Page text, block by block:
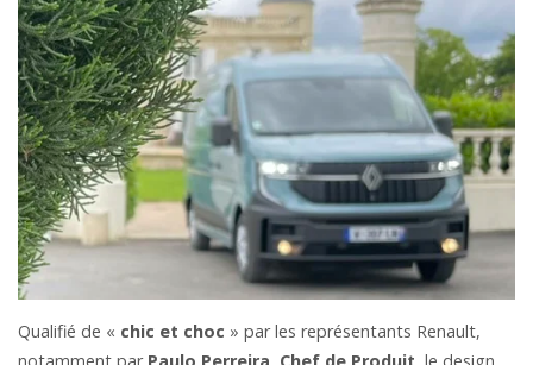
Qualifié de « chic et choc » par les représentants Renault,
notamment par Paulo Perreira, Chef de Produit, le design